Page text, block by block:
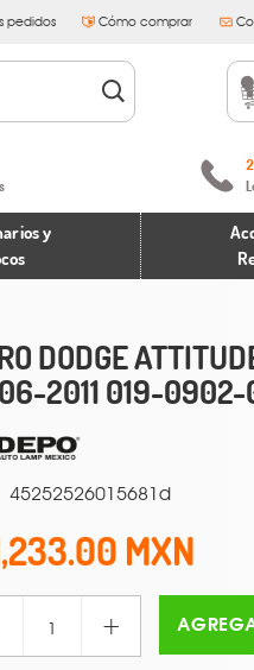
pedidos Cómo comprar
y
DODGE
2011 019-0902-
45252526015681d
+